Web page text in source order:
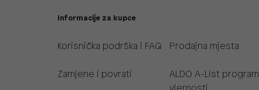
Informacije za kupce
Korisnička podrška i FAQ
Zamjene i povrati
Prodajna mjesta
ALDO A-List program